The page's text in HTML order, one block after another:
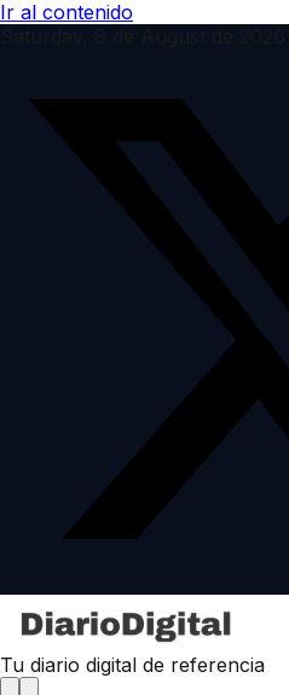
Ir al contenido
Tu diario digital de referencia